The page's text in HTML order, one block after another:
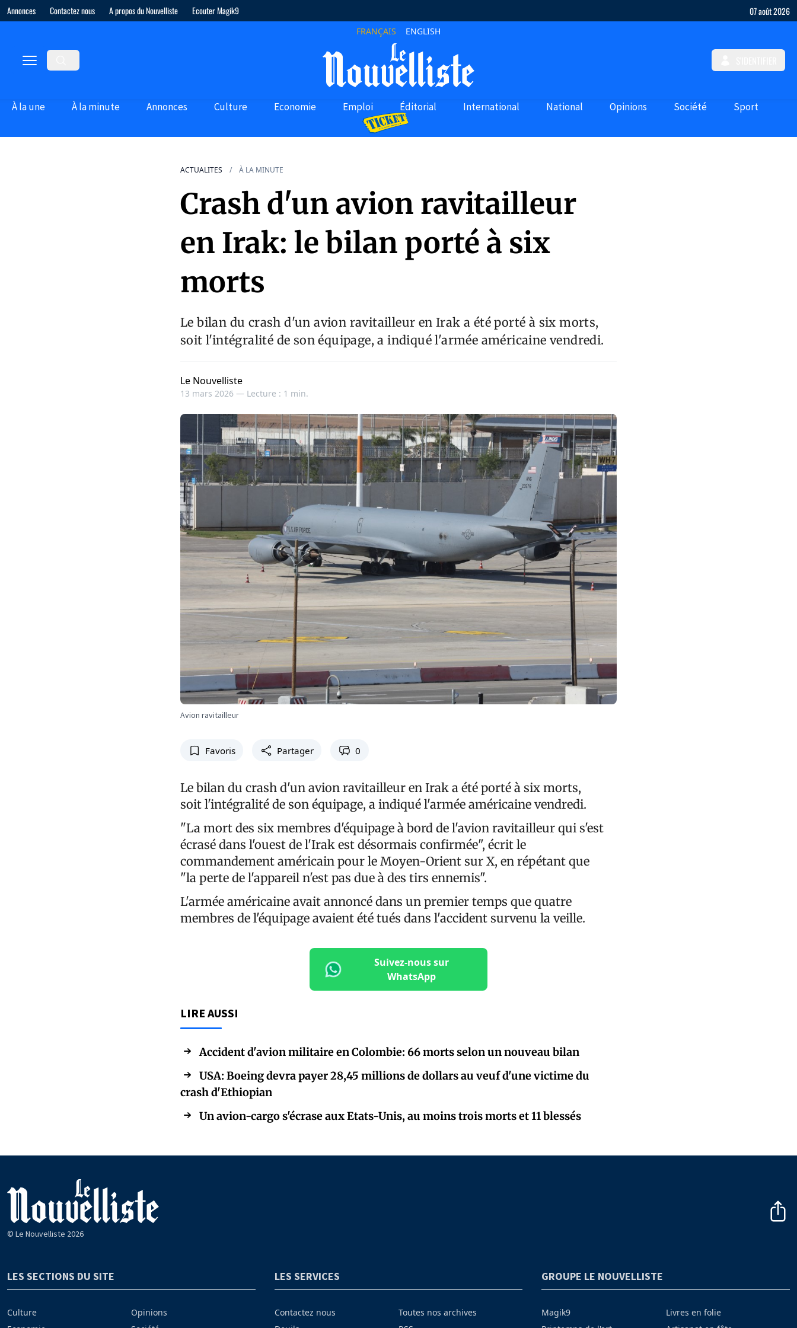
Annonces Contactez nous A propos du Nouvelliste Ecouter Magik9 07 août 2026
FRANÇAIS ENGLISH
À la une À la minute Annonces Culture Economie Emploi Éditorial International National Opinions Société Sport
ACTUALITES À LA MINUTE
Crash d'un avion ravitailleur
en Irak: le bilan porté à six
morts
Le bilan du crash d'un avion ravitailleur en Irak a été porté à six morts,
soit l'intégralité de son équipage, a indiqué l'armée américaine vendredi.
Le Nouvelliste
13 mars 2026 — Lecture : 1 min.
Avion ravitailleur
Favoris Partager 0
Le bilan du crash d'un avion ravitailleur en Irak a été porté à six morts,
soit l'intégralité de son équipage, a indiqué l'armée américaine vendredi.
"La mort des six membres d'équipage à bord de l'avion ravitailleur qui s'est
écrasé dans l'ouest de l'Irak est désormais confirmée", écrit le
commandement américain pour le Moyen-Orient sur X, en répétant que
"la perte de l'appareil n'est pas due à des tirs ennemis".
L'armée américaine avait annoncé dans un premier temps que quatre
membres de l'équipage avaient été tués dans l'accident survenu la veille.
Suivez-nous sur
WhatsApp
LIRE AUSSI
Accident d'avion militaire en Colombie: 66 morts selon un nouveau bilan
USA: Boeing devra payer 28,45 millions de dollars au veuf d'une victime du
crash d'Ethiopian
Un avion-cargo s'écrase aux Etats-Unis, au moins trois morts et 11 blessés
© Le Nouvelliste 2026
LES SECTIONS DU SITE
Culture
Opinions
LES SERVICES
Contactez nous
Toutes nos archives
GROUPE LE NOUVELLISTE
Magik9
Livres en folie